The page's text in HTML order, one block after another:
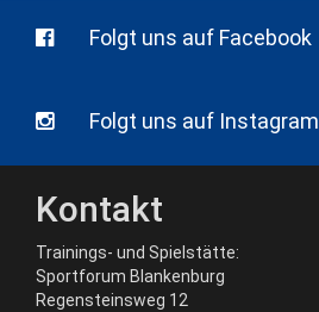
Folgt uns auf Facebook
Folgt uns auf Instagram
Kontakt
Trainings- und Spielstätte:
Sportforum Blankenburg
Regensteinsweg 12